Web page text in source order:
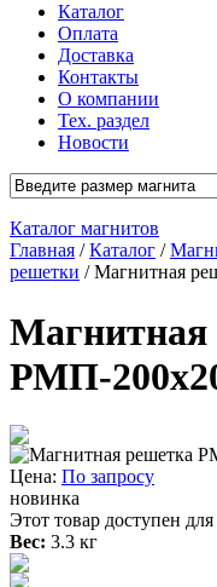
Каталог
Оплата
Доставка
Контакты
О компании
Тех. раздел
Новости
Каталог магнитов
Главная /Каталог /
решетки / Магнитная
Магнитная
РМП-
Цена: По запросу
новинка
Этот товар доступен для
Вес: 3.3 кг